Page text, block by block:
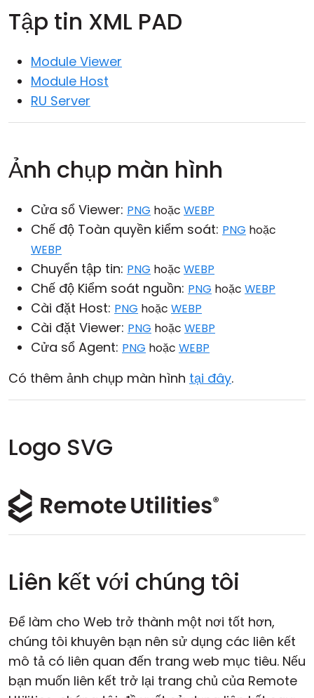
Tập tin XML PAD
Module Viewer
Module Host
RU Server
Ảnh chụp màn hình
Cửa sổ Viewer: PNG hoặc WEBP
Chế độ Toàn quyền kiểm soát: PNG hoặc
WEBP
Chuyển tập tin: PNG hoặc WEBP
Chế độ Kiểm soát nguồn: PNG hoặc WEBP
Cài đặt Host: PNG hoặc WEBP
Cài đặt Viewer: PNG hoặc WEBP
Cửa sổ Agent: PNG hoặc WEBP
Có thêm ảnh chụp màn hình tại đây.
Logo SVG
Liên kết với chúng tôi
Để làm cho Web trở thành một nơi tốt hơn,
chúng tôi khuyên bạn nên sử dụng các liên kết
mô tả có liên quan đến trang web mục tiêu. Nếu
bạn muốn liên kết trở lại trang chủ của Remote
Đám mây & Tại chỗ